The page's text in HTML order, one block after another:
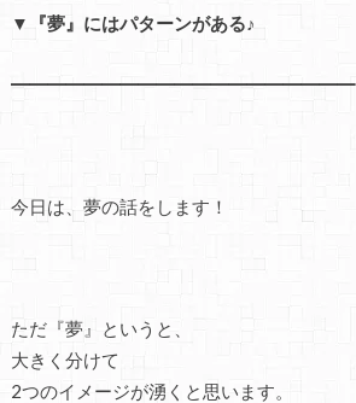
▼『夢』にはパターンがある♪
━━━━━━━━━━━━━━━━━━━
今日は、夢の話をします！
ただ『夢』というと、
大きく分けて
2つのイメージが湧くと思います。